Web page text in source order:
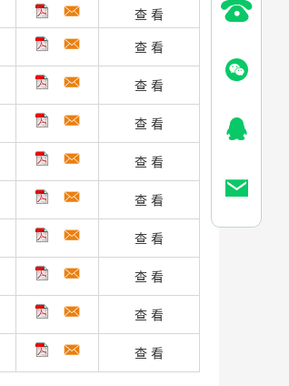
查 看
查 看
查 看
查 看
查 看
查 看
查 看
查 看
查 看
查 看